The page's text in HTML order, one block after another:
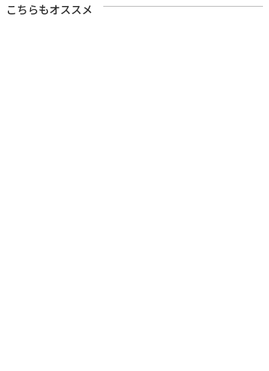
こちらもオススメ